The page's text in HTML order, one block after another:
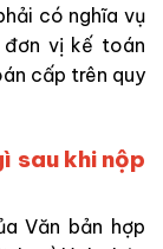
có nghĩa vụ
vị kế toán
cấp trên quy
sau khi nộp
Văn bản hợp